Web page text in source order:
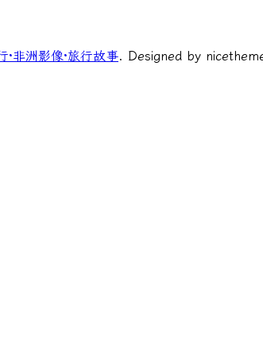
非洲影像·旅行故事. Designed by